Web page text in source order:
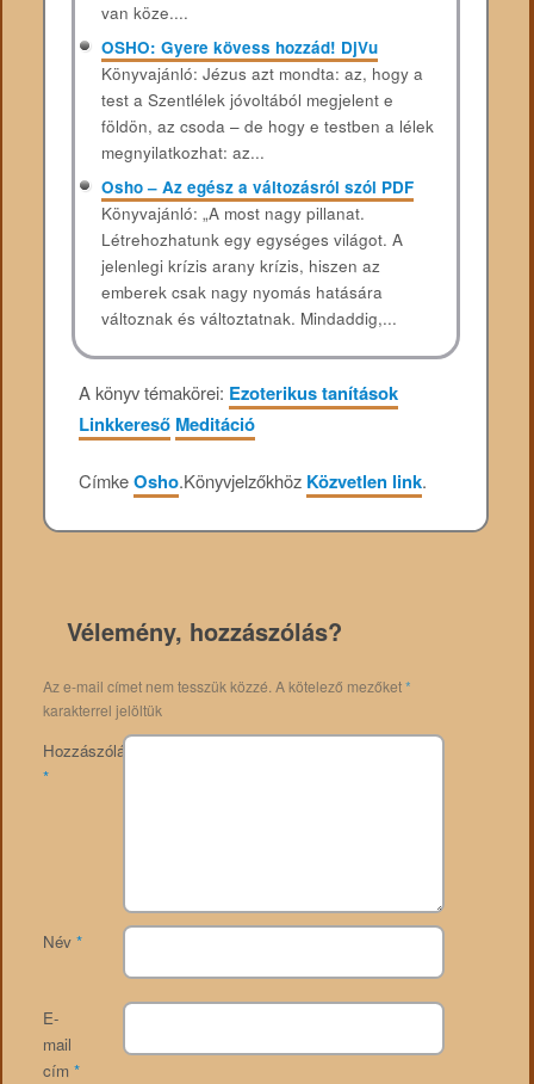
van köze....
OSHO: Gyere kövess hozzád! DjVu
Könyvajánló: Jézus azt mondta: az, hogy a
test a Szentlélek jóvoltából megjelent e
földön, az csoda – de hogy e testben a lélek
megnyilatkozhat: az...
Osho – Az egész a változásról szól PDF
Könyvajánló: „A most nagy pillanat.
Létrehozhatunk egy egységes világot. A
jelenlegi krízis arany krízis, hiszen az
emberek csak nagy nyomás hatására
változnak és változtatnak. Mindaddig,...
A könyv témakörei: Ezoterikus tanítások
Linkkereső Meditáció
CímkeOsho.Könyvjelzőkhöz Közvetlen link.
Vélemény, hozzászólás?
Az e-mail címet nem tesszük közzé. A kötelező mezőket*
karakterrel jelöltük
Hozzászólás
*
Név *
E-
mail
cím *